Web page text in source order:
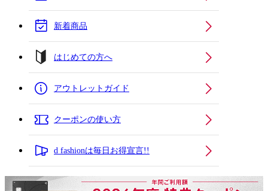
新着商品
はじめての方へ
アウトレットガイド
クーポンの使い方
d fashionは毎日お得宣言!!